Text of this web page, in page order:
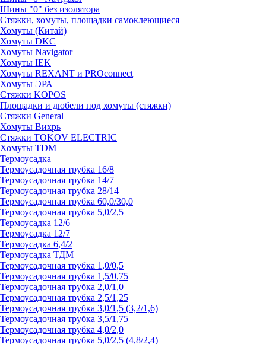
Шины "0" без изолятора
Стяжки, хомуты, площадки самоклеющиеся
Хомуты (Китай)
Хомуты DKC
Хомуты Navigator
Хомуты IEK
Хомуты REXANT и PROconnect
Хомуты ЭРА
Стяжки KOPOS
Площадки и дюбели под хомуты (стяжки)
Стяжки General
Хомуты Вихрь
Стяжки TOKOV ELECTRIC
Хомуты TDM
Термоусадка
Термоусадочная трубка 16/8
Термоусадочная трубка 14/7
Термоусадочная трубка 28/14
Термоусадочная трубка 60,0/30,0
Термоусадочная трубка 5,0/2,5
Термоусадка 12/6
Термоусадка 12/7
Термоусадка 6,4/2
Термоусадка ТДМ
Термоусадочная трубка 1,0/0,5
Термоусадочная трубка 1,5/0,75
Термоусадочная трубка 2,0/1,0
Термоусадочная трубка 2,5/1,25
Термоусадочная трубка 3,0/1,5 (3,2/1,6)
Термоусадочная трубка 3,5/1,75
Термоусадочная трубка 4,0/2,0
Термоусадочная трубка 5,0/2,5 (4,8/2,4)